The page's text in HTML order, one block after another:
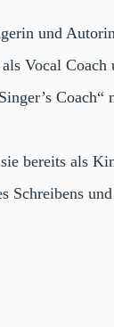
und
Vocal
Coach“
bereits als
Schreibens